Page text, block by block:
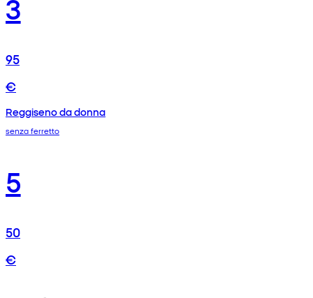
95
€
Reggiseno da donna
senza ferretto
5
50
€